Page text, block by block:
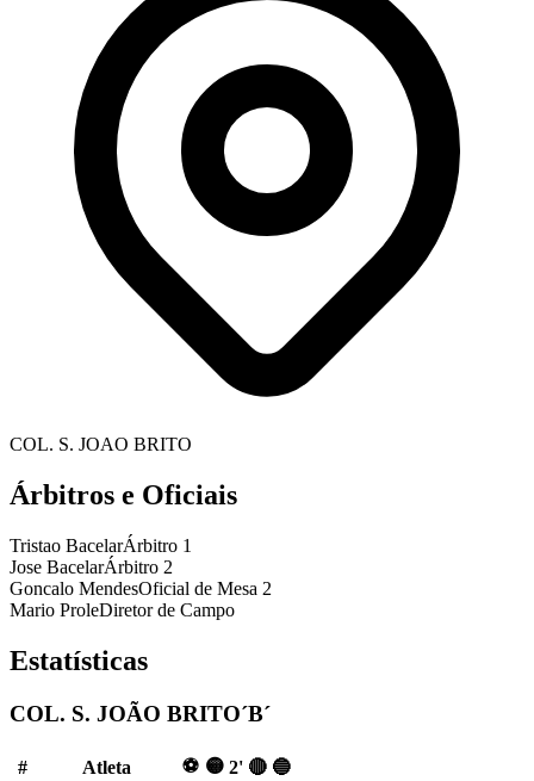
COL. S. JOAO BRITO
Árbitros e Oficiais
Tristao BacelarÁrbitro 1
Jose BacelarÁrbitro 2
Goncalo MendesOficial de Mesa 2
Mario ProleDiretor de Campo
Estatísticas
COL. S. JOÃO BRITO´B´
# Atleta ⚽ 🟡 2' 🔴 🔵